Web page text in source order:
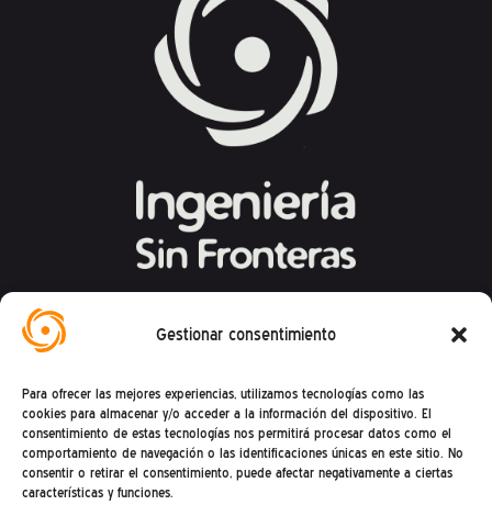
Gestionar consentimiento
Para ofrecer las mejores experiencias, utilizamos tecnologías como las
cookies para almacenar y/o acceder a la información del dispositivo. El
consentimiento de estas tecnologías nos permitirá procesar datos como el
comportamiento de navegación o las identificaciones únicas en este sitio. No
consentir o retirar el consentimiento, puede afectar negativamente a ciertas
características y funciones.
Federación Española de Ingeniería Sin
Calle Mandoni, 4 – 08004 Barcelona
CIF: G81469868
Teléfono (+34) : 93 302 27 53